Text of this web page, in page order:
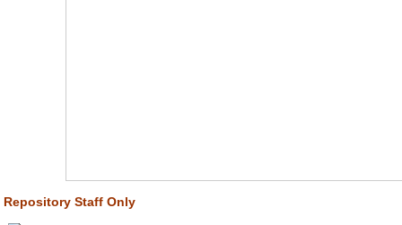
Repository Staff Only